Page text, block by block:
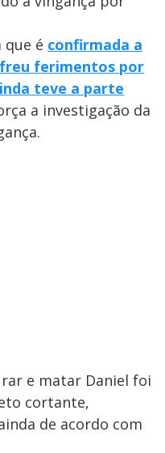
é confirmada a
ferimentos por
teve a parte
a investigação da
e matar Daniel foi
cortante,
de acordo com